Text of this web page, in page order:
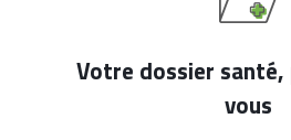
Votre dossier
vous